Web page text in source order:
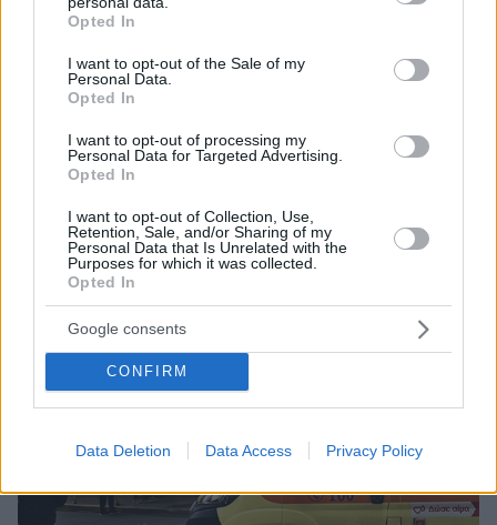
grant or deny consent to Google and its third-party tags to
use your data for below specified purposes in below Google
consent section.
Opted In
I want to opt-out of the Sale of my
Personal Data.
Opted In
I want to opt-out of processing my
Personal Data for Targeted Advertising.
Opted In
I want to opt-out of Collection, Use,
Retention, Sale, and/or Sharing of my
Personal Data that Is Unrelated with the
Purposes for which it was collected.
Opted In
Google consents
CONFIRM
Data Deletion Data Access Privacy Policy
Από πνευμονικό οίδημα ο θάνατος της 16χρονης στο
Το κορίτσι είχε βγει το βράδυ του Σαββάτου σε
κλαμπ στο Γκάζι όταν κάποια στιγμή βγήκε έξω και